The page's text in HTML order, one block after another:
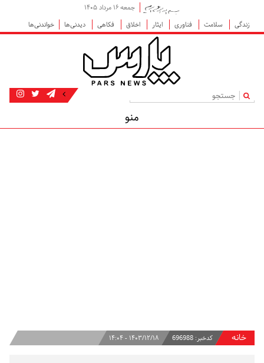
جمعه ۱۶ مرداد ۱۴۰۵
زندگی
سلامت فناوری ایثار اخلاق فکاهی دیدنی‌ها خواندنی‌ها
|
منو
خانه کدخبر: 696988 ۱۴۰۳/۱۲/۱۸ - ۱۴:۰۴